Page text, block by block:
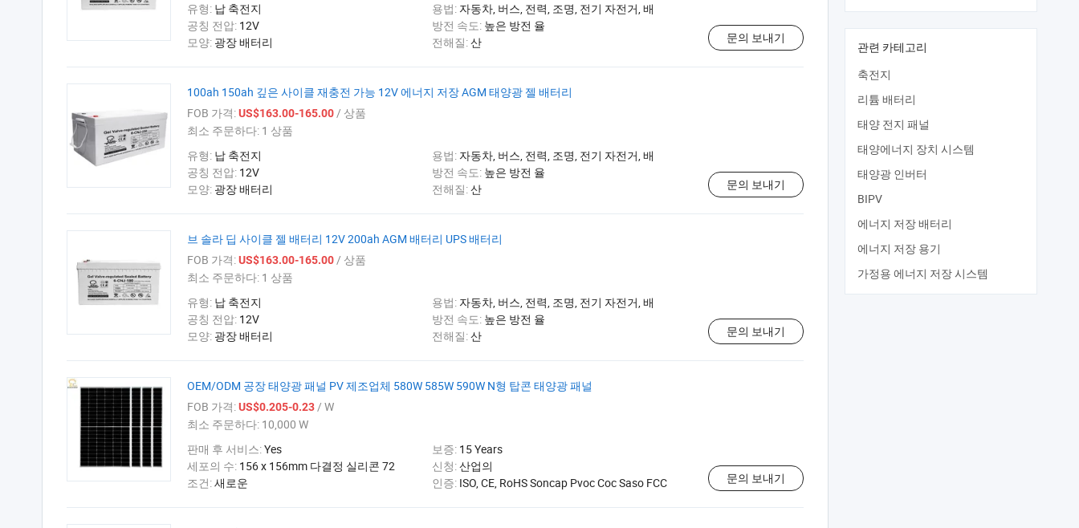
유형: 납 축전지 용법: 자동차, 버스, 전력, 조명, 전기 자전거, 배
공칭 전압: 12V 방전 속도: 높은 방전 율
모양: 광장 배터리 전해질:산 문의 보내기
100ah 150ah 깊은 사이클 재충전 가능 12V 에너지 저장 AGM 태양광 젤 배터리
FOB 가격:US$163.00-165.00/ 상품
최소 주문하다: 1 상품
유형: 납 축전지 용법: 자동차, 버스, 전력, 조명, 전기 자전거, 배
공칭 전압: 12V 방전 속도: 높은 방전 율
모양: 광장 배터리 전해질:산 문의 보내기
브 솔라 딥 사이클 젤 배터리 12V 200ah AGM 배터리 UPS 배터리
FOB 가격:US$163.00-165.00/ 상품
최소 주문하다: 1 상품
유형: 납 축전지 용법: 자동차, 버스, 전력, 조명, 전기 자전거, 배
공칭 전압: 12V 방전 속도: 높은 방전 율
모양: 광장 배터리 전해질:산 문의 보내기
OEM/ODM 공장 태양광 패널 PV 제조업체 580W 585W 590W N형 탑콘 태양광 패널
FOB 가격:US$0.205-0.23/ W
최소 주문하다: 10,000 W
판매 후 서비스:Yes 보증: 15 Years
세포의 수: 156 x 156mm 다결정 실리콘 72 신청:산업의
조건:새로운 인증: ISO, CE, RoHS Soncap Pvoc Coc Saso FCC 문의 보내기
관련 카테고리
축전지
리튬 배터리
태양 전지 패널
태양에너지 장치 시스템
태양광 인버터
BIPV
에너지 저장 배터리
에너지 저장 용기
가정용 에너지 저장 시스템